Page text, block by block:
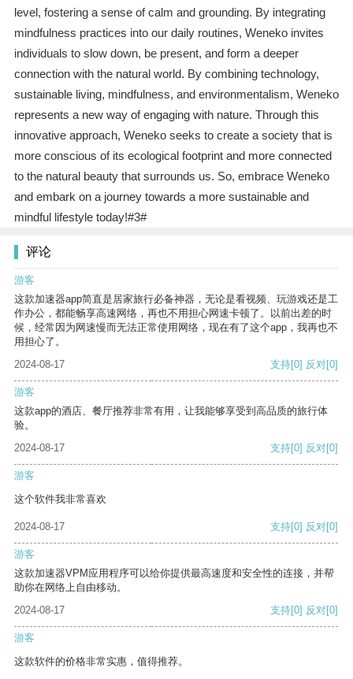
level, fostering a sense of calm and grounding. By integrating
mindfulness practices into our daily routines, Weneko invites
individuals to slow down, be present, and form a deeper
connection with the natural world. By combining technology,
sustainable living, mindfulness, and environmentalism, Weneko
represents a new way of engaging with nature. Through this
innovative approach, Weneko seeks to create a society that is
more conscious of its ecological footprint and more connected
to the natural beauty that surrounds us. So, embrace Weneko
and embark on a journey towards a more sustainable and
mindful lifestyle today!#3#
评论
游客
这款加速器app简直是居家旅行必备神器，无论是看视频、玩游戏还是工
作办公，都能畅享高速网络，再也不用担心网速卡顿了。以前出差的时
候，经常因为网速慢而无法正常使用网络，现在有了这个app，我再也不
用担心了。
2024-08-17
支持[0] 反对[0]
游客
这款app的酒店、餐厅推荐非常有用，让我能够享受到高品质的旅行体
验。
2024-08-17
支持[0] 反对[0]
游客
这个软件我非常喜欢
2024-08-17 支持[0] 反对[0]
游客
这款加速器VPM应用程序可以给你提供最高速度和安全性的连接，并帮
助你在网络上自由移动。
2024-08-17
支持[0] 反对[0]
游客
这款软件的价格非常实惠，值得推荐。